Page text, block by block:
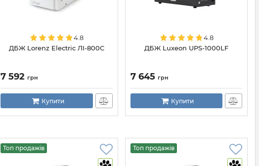
4.8
ДБЖ Lorenz Electric ЛІ-800С
7 592 грн
Купити
4.8
ДБЖ Luxeon UPS-1000LF
7 645 грн
Купити
Топ продажів Топ продажів